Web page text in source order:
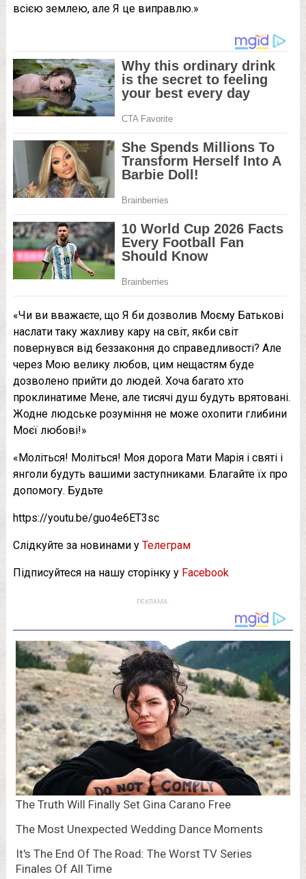
всією землею, але Я це виправлю.»
«Чи ви вважаєте, що Я би дозволив Моєму Батькові
наслати таку жахливу кару на світ, якби світ
повернувся від беззаконня до справедливості? Але
через Мою велику любов, цим нещастям буде
дозволено прийти до людей. Хоча багато хто
проклинатиме Мене, але тисячі душ будуть врятовані.
Жодне людське розуміння не може охопити глибини
Моєї любові!»
«Моліться! Моліться! Моя дорога Мати Марія і святі і
янголи будуть вашими заступниками. Благайте їх про
допомогу. Будьте
https://youtu.be/guo4e6ET3sc
Слідкуйте за новинами у Телеграм
Підписуйтеся на нашу сторінку у Facebook
РЕКЛАМА: